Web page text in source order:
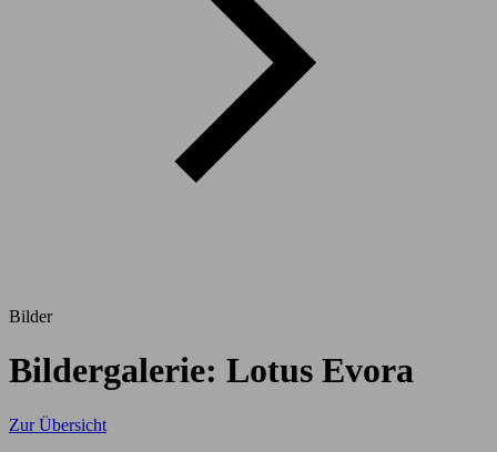
Bilder
Bildergalerie: Lotus Evora
Zur Übersicht